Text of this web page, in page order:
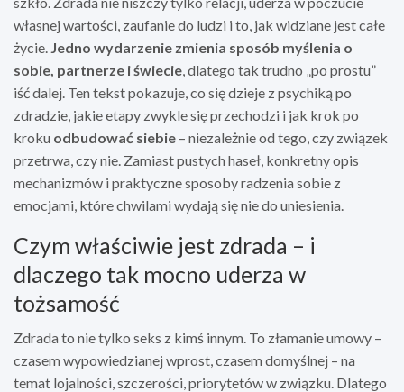
własnej wartości, zaufanie do ludzi i to, jak widziane jest całe
życie. Jedno wydarzenie zmienia sposób myślenia o
sobie, partnerze i świecie, dlatego tak trudno „po prostu”
iść dalej. Ten tekst pokazuje, co się dzieje z psychiką po
zdradzie, jakie etapy zwykle się przechodzi i jak krok po
kroku odbudować siebie – niezależnie od tego, czy związek
przetrwa, czy nie. Zamiast pustych haseł, konkretny opis
mechanizmów i praktyczne sposoby radzenia sobie z
emocjami, które chwilami wydają się nie do uniesienia.
Czym właściwie jest zdrada – i
dlaczego tak mocno uderza w
tożsamość
Zdrada to nie tylko seks z kimś innym. To złamanie umowy –
czasem wypowiedzianej wprost, czasem domyślnej – na
temat lojalności, szczerości, priorytetów w związku. Dlatego